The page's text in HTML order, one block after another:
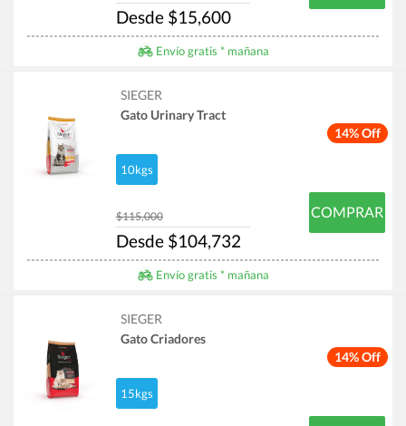
Desde $15,600
Envío gratis * mañana
14% Off
SIEGER
Gato Urinary Tract
10kgs
$115,000
Desde $104,732
COMPRAR
Envío gratis * mañana
14% Off
SIEGER
Gato Criadores
15kgs